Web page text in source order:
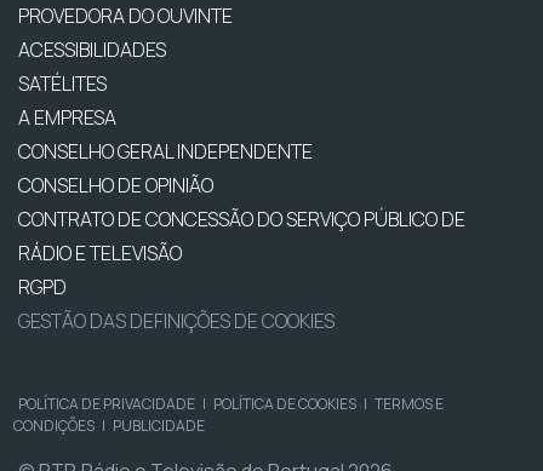
PROVEDORA DO OUVINTE
ACESSIBILIDADES
SATÉLITES
A EMPRESA
CONSELHO GERAL INDEPENDENTE
CONSELHO DE OPINIÃO
CONTRATO DE CONCESSÃO DO SERVIÇO PÚBLICO DE
RÁDIO E TELEVISÃO
RGPD
GESTÃO DAS DEFINIÇÕES DE COOKIES
POLÍTICA DE PRIVACIDADE | POLÍTICA DE COOKIES | TERMOS E
CONDIÇÕES | PUBLICIDADE